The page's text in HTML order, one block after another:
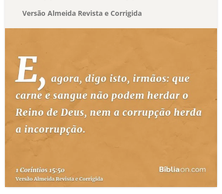
Versão Almeida Revista e Corrigida